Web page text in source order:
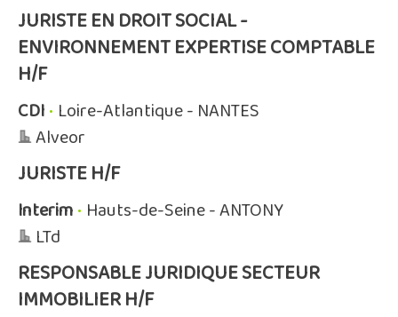
JURISTE EN DROIT SOCIAL -
ENVIRONNEMENT EXPERTISE COMPTABLE
H/F
CDI• Loire-Atlantique - NANTES
Alveor
JURISTE H/F
Interim• Hauts-de-Seine - ANTONY
LTd
RESPONSABLE JURIDIQUE SECTEUR
IMMOBILIER H/F